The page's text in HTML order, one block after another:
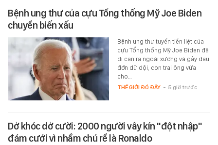
Bệnh ung thư của cựu Tổng thống Mỹ Joe Biden
chuyển biến xấu
Bệnh ung thư tuyến tiền liệt của
cựu Tổng thống Mỹ Joe Biden đã
di căn ra ngoài xương và gây đau
đớn dữ dội, con trai ông vừa
cho…
THẾ GIỚI ĐÓ ĐÂY - 5 giờ trước
Dở khóc dở cười: 2000 người vây kín "đột nhập"
đám cưới vì nhầm chú rể là Ronaldo